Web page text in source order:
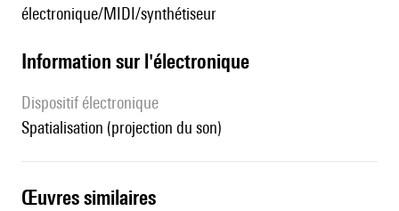
électronique/MIDI/synthétiseur
Information sur l'électronique
Dispositif électronique
spatialisation (projection du son)
œuvres similaires